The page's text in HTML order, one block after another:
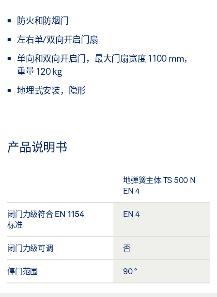
防火和防烟门
左右单/双向开启门扇
单向和双向开启门，最大门扇宽度 1100 mm，
重量 120 kg
地埋式安装，隐形
产品说明书
地弹簧主体 TS 500 N
EN 4
闭门力级符合 EN 1154
标准
EN 4
闭门力级可调 否
停门范围 90 °